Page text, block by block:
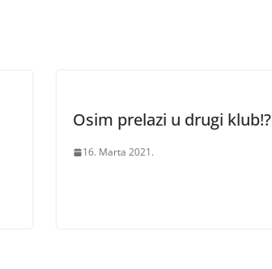
Osim prelazi u drugi klub!?
16. Marta 2021.